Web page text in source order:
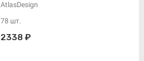
AtlasDesign
78 шт.
2338 ₽